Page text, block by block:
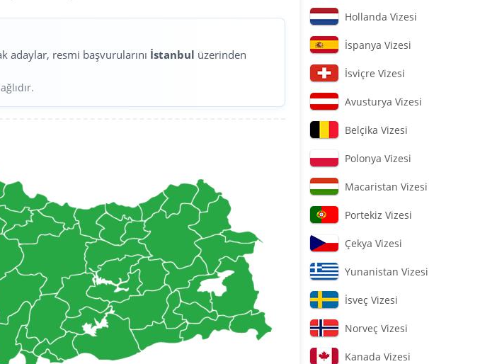
adaylar, resmi başvurularını İstanbul üzerinden
Hollanda Vizesi
İspanya Vizesi
İsviçre Vizesi
Avusturya Vizesi
Belçika Vizesi
Polonya Vizesi
Macaristan Vizesi
Portekiz Vizesi
Çekya Vizesi
Yunanistan Vizesi
İsveç Vizesi
Norveç Vizesi
Kanada Vizesi